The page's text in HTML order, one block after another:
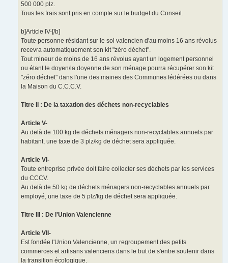
500 000 plz.
Tous les frais sont pris en compte sur le budget du Conseil.
b]Article IV-[/b]
Toute personne résidant sur le sol valencien d'au moins 16 ans révolus
recevra automatiquement son kit "zéro déchet".
Tout mineur de moins de 16 ans révolus ayant un logement personnel
ou étant le doyen/la doyenne de son ménage pourra récupérer son kit
"zéro déchet" dans l'une des mairies des Communes fédérées ou dans
la Maison du C.C.C.V.
Titre II : De la taxation des déchets non-recyclables
Article V-
Au delà de 100 kg de déchets ménagers non-recyclables annuels par
habitant, une taxe de 3 plz/kg de déchet sera appliquée.
Article VI-
Toute entreprise privée doit faire collecter ses déchets par les services
du CCCV.
Au delà de 50 kg de déchets ménagers non-recyclables annuels par
employé, une taxe de 5 plz/kg de déchet sera appliquée.
Titre III : De l'Union Valencienne
Article VII-
Est fondée l'Union Valencienne, un regroupement des petits
commerces et artisans valenciens dans le but de s'entre soutenir dans
la transition écologique.